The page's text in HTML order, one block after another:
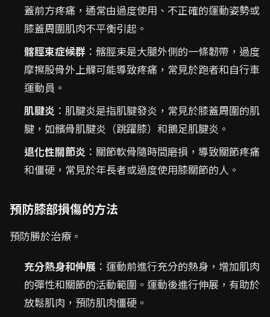
蓋前方疼痛，通常由過度使用、不正確的運動姿勢或
膝蓋周圍肌肉不平衡引起。
髂脛束症候群 ：髂脛束是大腿外側的一條韌帶，過度
摩擦股骨外上髁可能導致疼痛，常見於跑者和自行車
運動員。
肌腱炎 ：肌腱炎是指肌腱發炎，常見於膝蓋周圍的肌
腱，如髕骨肌腱炎（跳躍膝）和鵝足肌腱炎。
退化性關節炎 ：關節軟骨隨時間磨損，導致關節疼痛
和僵硬，常見於年長者或過度使用膝關節的人。
預防膝部損傷的方法
預防勝於治療。
充分熱身和伸展 ：運動前進行充分的熱身，增加肌肉
的彈性和關節的活動範圍。運動後進行伸展，有助於
放鬆肌肉，預防肌肉僵硬。